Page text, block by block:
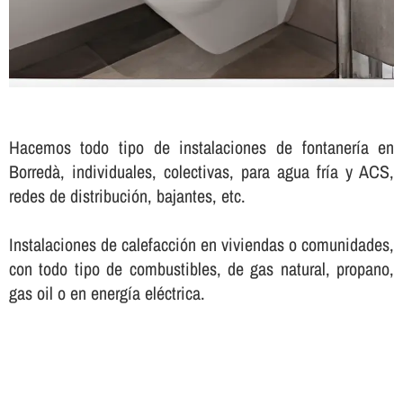
Hacemos todo tipo de instalaciones de fontanerí­a en
Borredà, individuales, colectivas, para agua frí­a y ACS,
redes de distribución, bajantes, etc.
Instalaciones de calefacción en viviendas o comunidades,
con todo tipo de combustibles, de gas natural, propano,
gas oil o en energí­a eléctrica.